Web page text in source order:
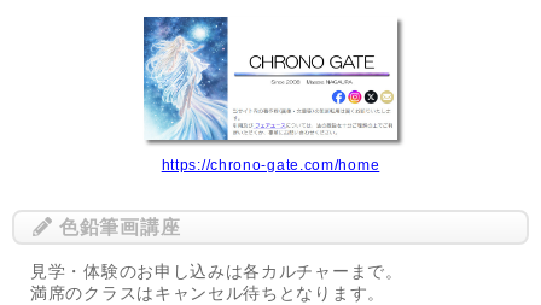
https://chrono-gate.com/home
色鉛筆画講座
見学・体験のお申し込みは各カルチャーまで。
満席のクラスはキャンセル待ちとなります。